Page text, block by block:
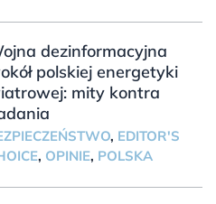
dezinformacyjna
polskiej energetyki
mity kontra
, EDITOR'S
, OPINIE, POLSKA